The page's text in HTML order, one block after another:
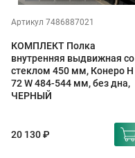
Артикул 7486887021
КОМПЛЕКТ Полка
внутренняя выдвижная со
стеклом 450 мм, Конеро H
72 W 484-544 мм, без дна,
ЧЕРНЫЙ
20 130 ₽